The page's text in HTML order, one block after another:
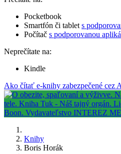
Pocketbook
Smartfón či tablet s
Počítač s podporovanou
Neprečítate na:
Kindle
Ako čítať e-knihy zabezpečené cez
Knihy
Boris Horák